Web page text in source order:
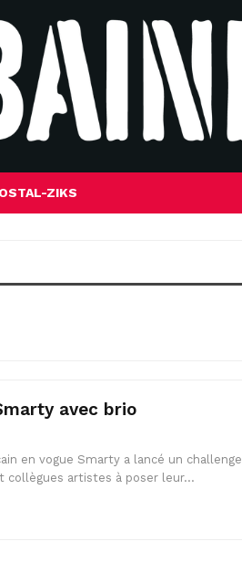
ZIKS
avec brio
en vogue Smarty a lancé un challenge
collègues artistes à poser leur…